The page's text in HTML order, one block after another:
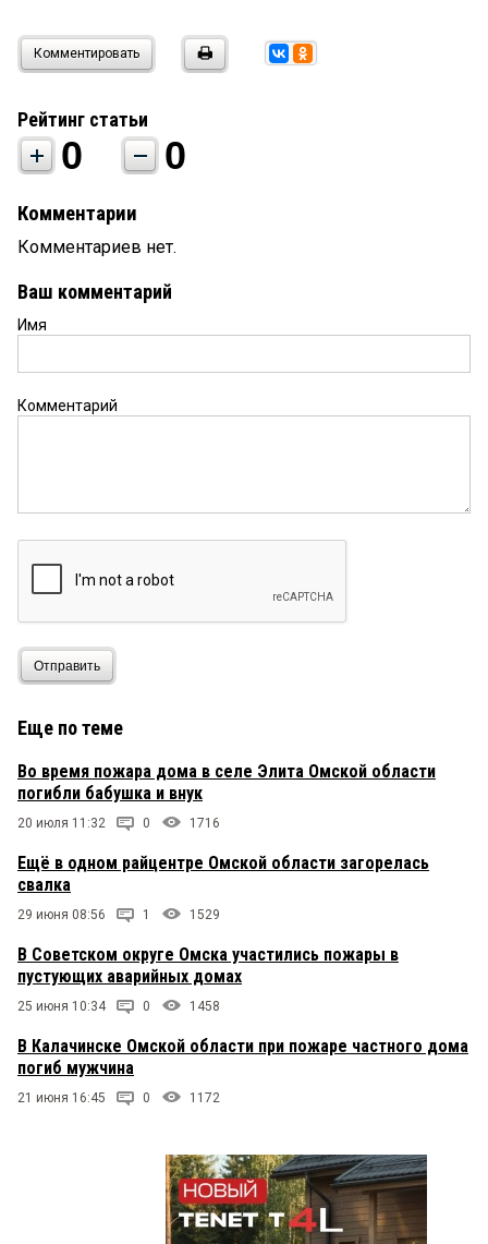
Комментировать
Рейтинг статьи
0 0
Комментарии
Комментариев нет.
Ваш комментарий
Имя
Комментарий
Отправить
Еще по теме
Во время пожара дома в селе Элита Омской области
погибли бабушка и внук
20 июля 11:32 0 1716
Ещё в одном райцентре Омской области загорелась
свалка
29 июня 08:56 1 1529
В Советском округе Омска участились пожары в
пустующих аварийных домах
25 июня 10:34 0 1458
В Калачинске Омской области при пожаре частного дома
погиб мужчина
21 июня 16:45 0 1172